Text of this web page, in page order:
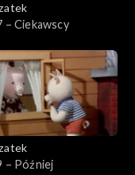
– Ciekawscy
– Później